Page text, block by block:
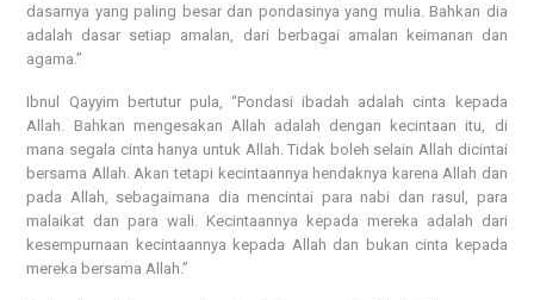
dasarnya yang paling besar dan pondasinya yang mulia. Bahkan dia
adalah dasar setiap amalan, dari berbagai amalan keimanan dan
agama.”
Ibnul Qayyim bertutur pula, “Pondasi ibadah adalah cinta kepada
Allah. Bahkan mengesakan Allah adalah dengan kecintaan itu, di
mana segala cinta hanya untuk Allah. Tidak boleh selain Allah dicintai
bersama Allah. Akan tetapi kecintaannya hendaknya karena Allah dan
pada Allah, sebagaimana dia mencintai para nabi dan rasul, para
malaikat dan para wali. Kecintaannya kepada mereka adalah dari
kesempurnaan kecintaannya kepada Allah dan bukan cinta kepada
mereka bersama Allah.”